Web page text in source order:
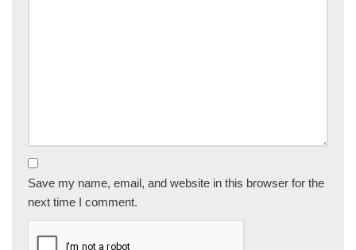
Save my name, email, and website in this browser for the
next time I comment.